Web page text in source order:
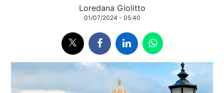
Loredana Giolitto
01/07/2024 - 05:40